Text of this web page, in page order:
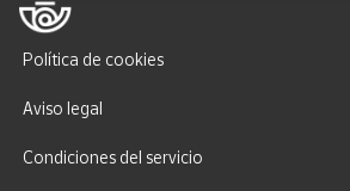
Política de cookies
Aviso legal
Condiciones del servicio